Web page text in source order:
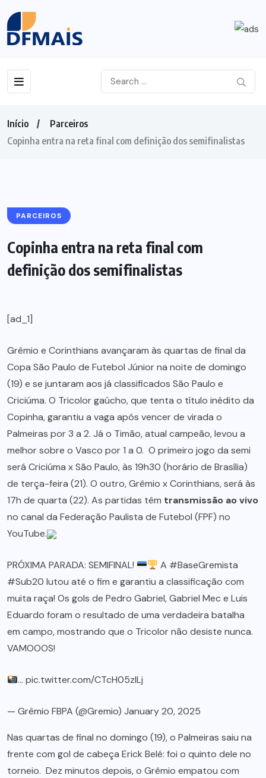
Início
Parceiros
Copinha entra na reta final com definição dos semifinalistas
PARCEIROS
Copinha entra na reta final com
definição dos semifinalistas
[ad_1]
Grêmio e Corinthians avançaram às quartas de final da
Copa São Paulo de Futebol Júnior na noite de domingo
(19) e se juntaram aos já classificados São Paulo e
Criciúma. O Tricolor gaúcho, que tenta o título inédito da
Copinha, garantiu a vaga após vencer de virada o
Palmeiras por 3 a 2. Já o Timão, atual campeão, levou a
melhor sobre o Vasco por 1 a 0. O primeiro jogo da semi
será Criciúma x São Paulo, às 19h30 (horário de Brasília)
de terça-feira (21). O outro, Grêmio x Corinthians, será às
17h de quarta (22). As partidas têm transmissão ao vivo
no canal da Federação Paulista de Futebol (FPF) no
YouTube.
PRÓXIMA PARADA: SEMIFINAL! A #BaseGremista
#Sub20 lutou até o fim e garantiu a classificação com
muita raça! Os gols de Pedro Gabriel, Gabriel Mec e Luis
Eduardo foram o resultado de uma verdadeira batalha
em campo, mostrando que o Tricolor não desiste nunca.
VAMOOOS!
…pic.twitter.com/CTcH05zlLj
— Grêmio FBPA (@Gremio) January 20, 2025
Nas quartas de final no domingo (19), o Palmeiras saiu na
frente com gol de cabeça Erick Belé: foi o quinto dele no
torneio. Dez minutos depois, o Grêmio empatou com